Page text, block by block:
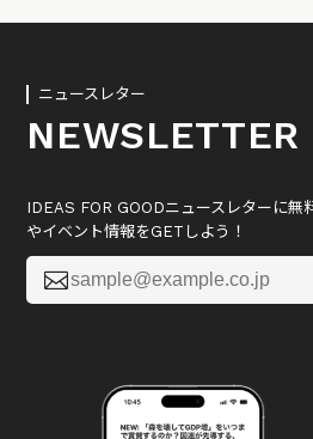
ニュースレター
NEWSLETTER
IDEAS FOR GOODニュースレターに無
やイベント情報をGETしよう！
